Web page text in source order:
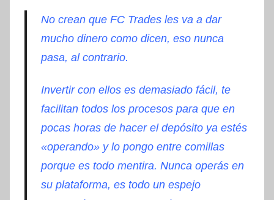
No crean que FC Trades les va a dar
mucho dinero como dicen, eso nunca
pasa, al contrario.
Invertir con ellos es demasiado fácil, te
facilitan todos los procesos para que en
pocas horas de hacer el depósito ya estés
«operando» y lo pongo entre comillas
porque es todo mentira. Nunca operás en
su plataforma, es todo un espejo